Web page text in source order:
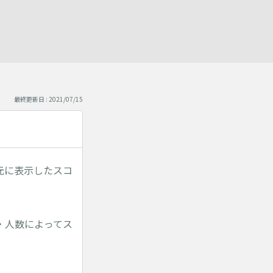
最終更新日 : 2021/07/15
表示したスコ
数によってス